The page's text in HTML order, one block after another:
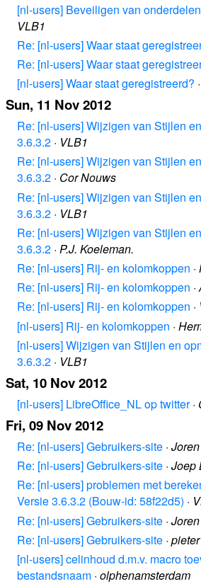
[nl-users] Beveiligen van
VLB1
Re: [nl-users] Waar staat
Re: [nl-users] Waar staat
[nl-users] Waar staat geregistreerd? ·
Sun, 11 Nov 2012
Re: [nl-users] Wijzigen van Stijlen
3.6.3.2 · VLB1
Re: [nl-users] Wijzigen van Stijlen
3.6.3.2 · Cor Nouws
Re: [nl-users] Wijzigen van Stijlen
3.6.3.2 · VLB1
Re: [nl-users] Wijzigen van Stijlen
3.6.3.2 · P.J. Koeleman.
Re: [nl-users] Rij- en kolomkoppen ·
Re: [nl-users] Rij- en kolomkoppen ·
Re: [nl-users] Rij- en kolomkoppen ·
[nl-users] Rij- en kolomkoppen ·
[nl-users] Wijzigen van Stijlen en
3.6.3.2 · VLB1
Sat, 10 Nov 2012
[nl-users] LibreOffice_NL op twitter·
Fri, 09 Nov 2012
Re: [nl-users] Gebruikers-site · Joren
Re: [nl-users] Gebruikers-site · Joep
Re: [nl-users] problemen met
Versie 3.6.3.2 (Bouw-id: 58f22d5) ·
Re: [nl-users] Gebruikers-site · Joren
Re: [nl-users] Gebruikers-site ·
[nl-users] celinhoud d.m.v. macro
bestandsnaam · olphenamsterdam